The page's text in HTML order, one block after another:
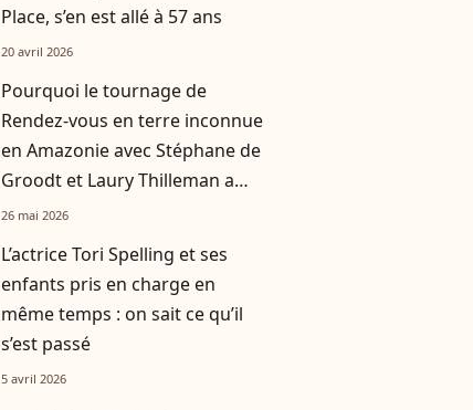
Place, s’en est allé à 57 ans
20 avril 2026
Pourquoi le tournage de
Rendez-vous en terre inconnue
en Amazonie avec Stéphane de
Groodt et Laury Thilleman a
failli être reporté ?
26 mai 2026
L’actrice Tori Spelling et ses
enfants pris en charge en
même temps : on sait ce qu’il
s’est passé
5 avril 2026